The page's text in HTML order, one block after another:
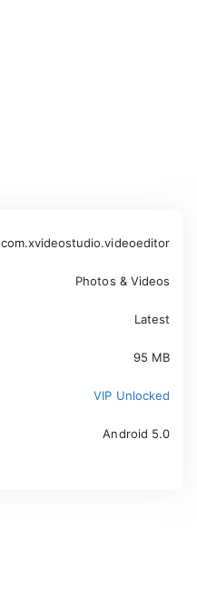
com.xvideostudio.videoeditor
Photos & Videos
Latest
95 MB
VIP Unlocked
Android 5.0